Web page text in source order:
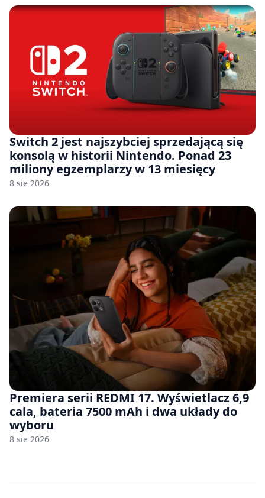
Switch 2 jest najszybciej sprzedającą się
konsolą w historii Nintendo. Ponad 23
miliony egzemplarzy w 13 miesięcy
8 sie 2026
Premiera serii REDMI 17. Wyświetlacz 6,9
cala, bateria 7500 mAh i dwa układy do
wyboru
8 sie 2026